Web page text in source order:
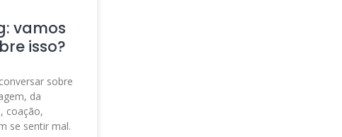
vamos
isso?
sobre
da
coação,
se sentir mal.